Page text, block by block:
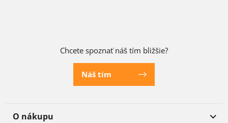
Chcete spoznať náš tím bližšie?
Náš tím
O nákupu